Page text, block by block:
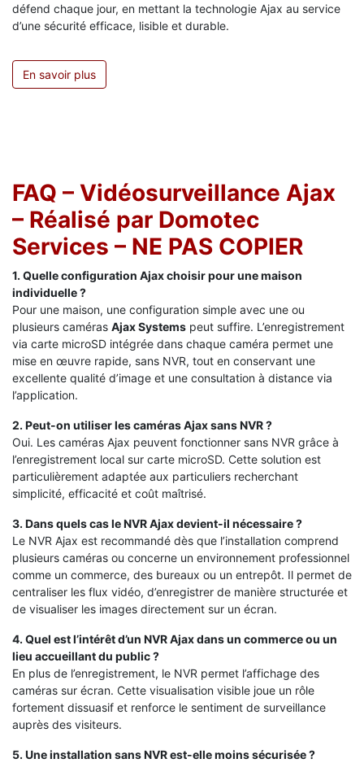
défend chaque jour, en mettant la technologie Ajax au service
d’une sécurité efficace, lisible et durable.
En savoir plus
FAQ – Vidéosurveillance Ajax
– Réalisé par Domotec
Services – NE PAS COPIER
1. Quelle configuration Ajax choisir pour une maison
individuelle ?
Pour une maison, une configuration simple avec une ou
plusieurs caméras Ajax Systems peut suffire. L’enregistrement
via carte microSD intégrée dans chaque caméra permet une
mise en œuvre rapide, sans NVR, tout en conservant une
excellente qualité d’image et une consultation à distance via
l’application.
2. Peut-on utiliser les caméras Ajax sans NVR ?
Oui. Les caméras Ajax peuvent fonctionner sans NVR grâce à
l’enregistrement local sur carte microSD. Cette solution est
particulièrement adaptée aux particuliers recherchant
simplicité, efficacité et coût maîtrisé.
3. Dans quels cas le NVR Ajax devient-il nécessaire ?
Le NVR Ajax est recommandé dès que l’installation comprend
plusieurs caméras ou concerne un environnement professionnel
comme un commerce, des bureaux ou un entrepôt. Il permet de
centraliser les flux vidéo, d’enregistrer de manière structurée et
de visualiser les images directement sur un écran.
4. Quel est l’intérêt d’un NVR Ajax dans un commerce ou un
lieu accueillant du public ?
En plus de l’enregistrement, le NVR permet l’affichage des
caméras sur écran. Cette visualisation visible joue un rôle
fortement dissuasif et renforce le sentiment de surveillance
auprès des visiteurs.
5. Une installation sans NVR est-elle moins sécurisée ?